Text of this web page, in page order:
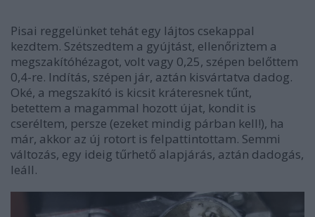
Pisai reggelünket tehát egy lájtos csekappal
kezdtem. Szétszedtem a gyújtást, ellenőriztem a
megszakítóhézagot, volt vagy 0,25, szépen belőttem
0,4-re. Indítás, szépen jár, aztán kisvártatva dadog.
Oké, a megszakító is kicsit kráteresnek tűnt,
betettem a magammal hozott újat, kondit is
cseréltem, persze (ezeket mindig párban kell!), ha
már, akkor az új rotort is felpattintottam. Semmi
változás, egy ideig tűrhető alapjárás, aztán dadogás,
leáll.